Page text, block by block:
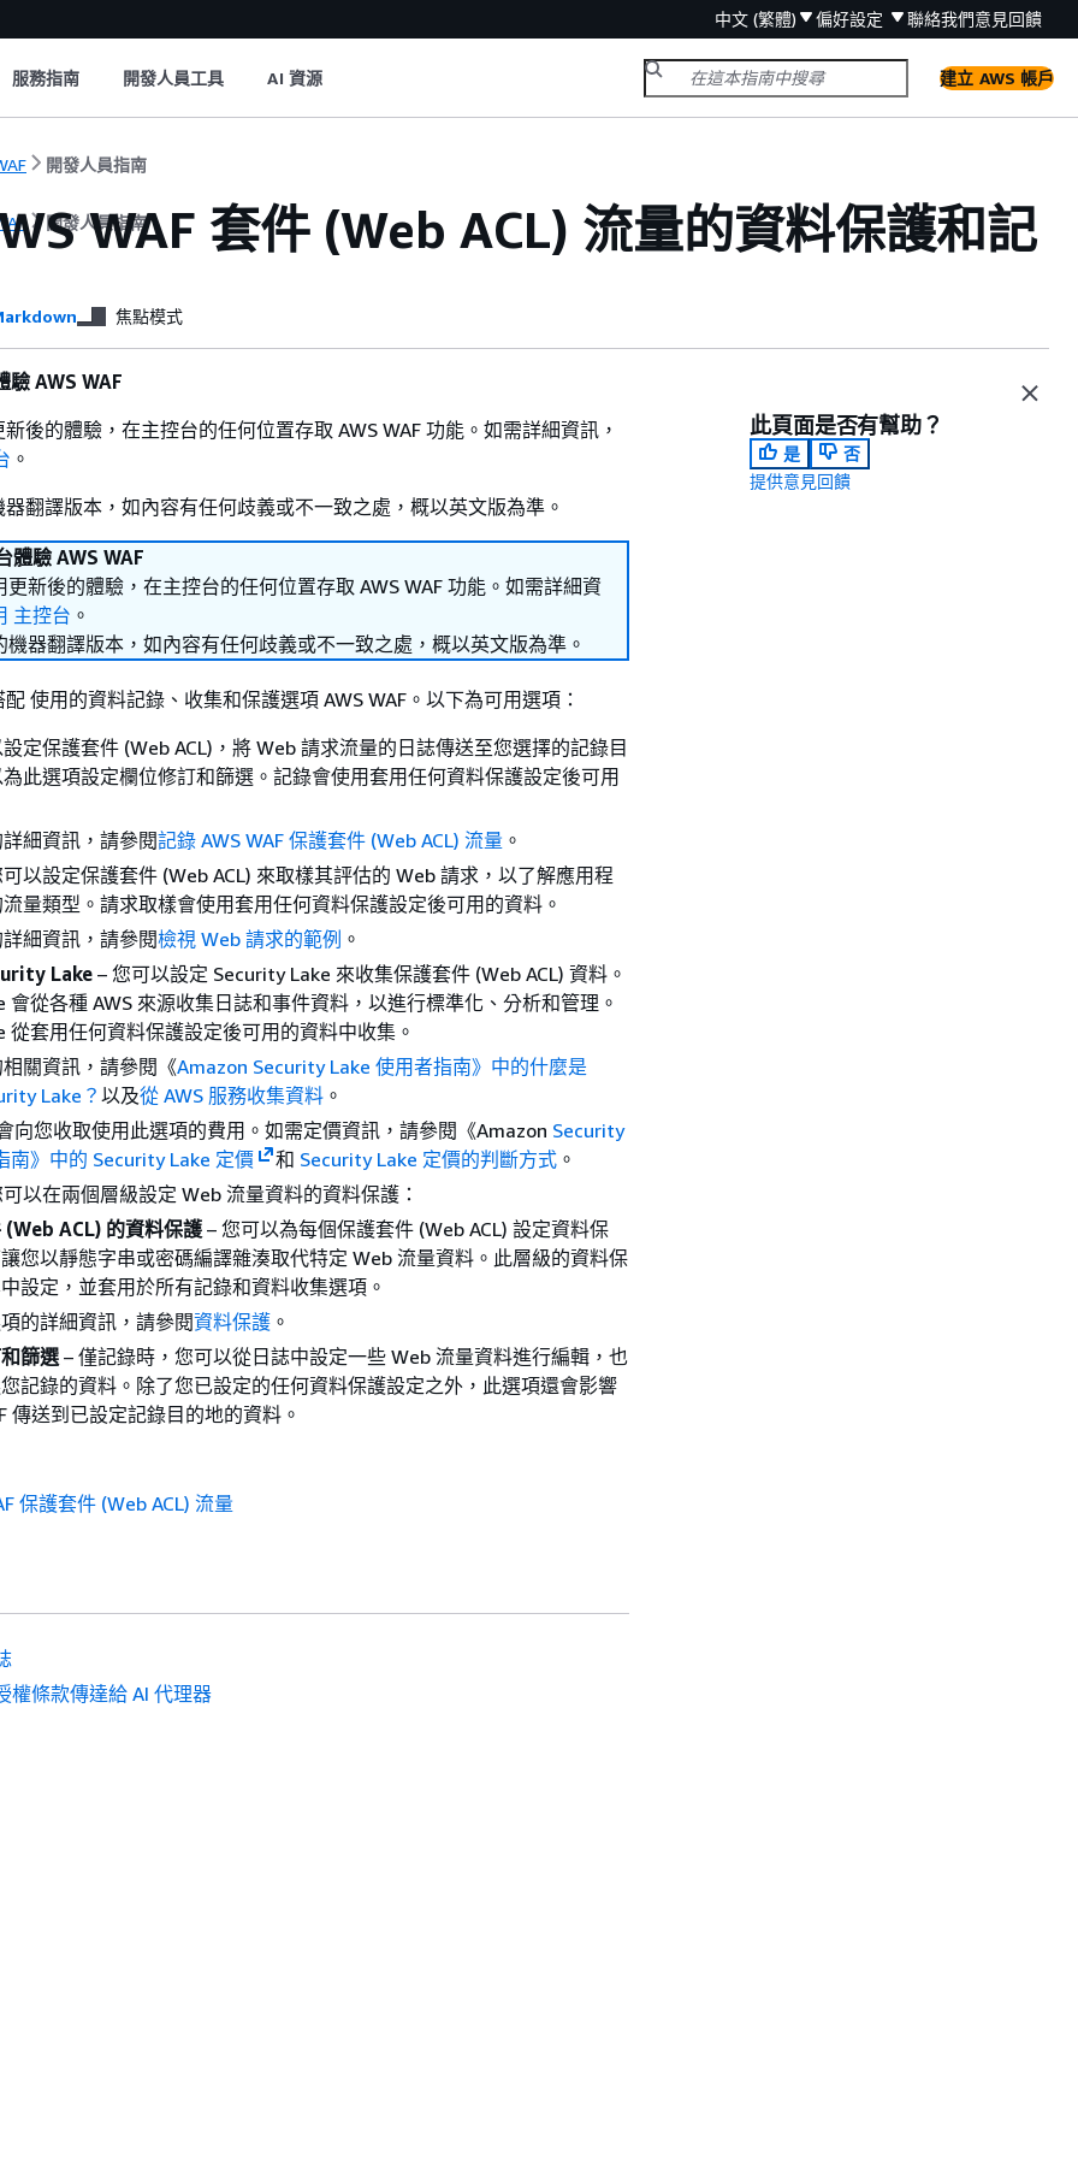
中文 (繁體) 偏好設定 聯絡我們意見回饋
服務指南 開發人員工具 AI 資源 建立 AWS 帳戶
開發人員指南
開發人員指南
WAF 套件 (Web ACL) 流量的資料保護和記
焦點模式
驗 AWS WAF
後的體驗，在主控台的任何位置存取 AWS WAF 功能。如需詳細資訊，
。
翻譯版本，如內容有任何歧義或不一致之處，概以英文版為準。
體驗 AWS WAF
新後的體驗，在主控台的任何位置存取 AWS WAF 功能。如需詳細資
主控台 。
機器翻譯版本，如內容有任何歧義或不一致之處，概以英文版為準。
使用的資料記錄、收集和保護選項 AWS WAF。以下為可用選項：
定保護套件 (Web ACL)，將 Web 請求流量的日誌傳送至您選擇的記錄目
此選項設定欄位修訂和篩選。記錄會使用套用任何資料保護設定後可用
細資訊，請參閱記錄 AWS WAF 保護套件 (Web ACL) 流量 。
以設定保護套件 (Web ACL) 來取樣其評估的 Web 請求，以了解應用程
量類型。請求取樣會使用套用任何資料保護設定後可用的資料。
細資訊，請參閱檢視 Web 請求的範例 。
Lake – 您可以設定 Security Lake 來收集保護套件 (Web ACL) 資料。
會從各種 AWS 來源收集日誌和事件資料，以進行標準化、分析和管理。
從套用任何資料保護設定後可用的資料中收集。
關資訊，請參閱《Amazon Security Lake 使用者指南》中的什麼是
Lake？ 以及從 AWS 服務收集資料 。
向您收取使用此選項的費用。如需定價資訊，請參閱《Amazon Security
南》中的 Security Lake 定價
和 Security Lake 定價的判斷方式。
以在兩個層級設定 Web 流量資料的資料保護：
(Web ACL) 的資料保護– 您可以為每個保護套件 (Web ACL) 設定資料保
您以靜態字串或密碼編譯雜湊取代特定 Web 流量資料。此層級的資料保
設定，並套用於所有記錄和資料收集選項。
的詳細資訊，請參閱資料保護 。
篩選 – 僅記錄時，您可以從日誌中設定一些 Web 流量資料進行編輯，也
記錄的資料。除了您已設定的任何資料保護設定之外，此選項還會影響
傳送到已設定記錄目的地的資料。
保護套件 (Web ACL) 流量
此頁面是否有幫助？
是
否
提供意見回饋
權條款傳達給 AI 代理器